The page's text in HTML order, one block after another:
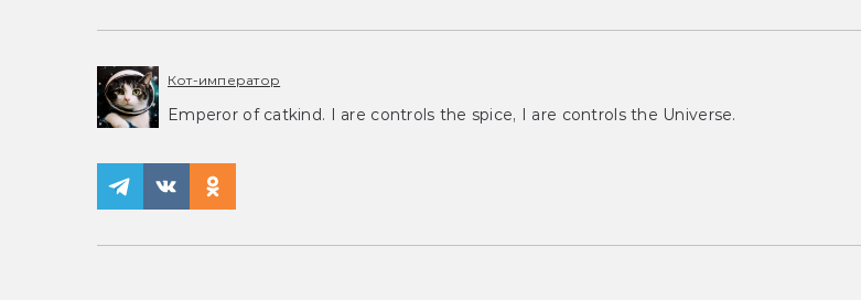
Кот-император
Emperor of catkind. I are controls the spice, I are controls the Universe.